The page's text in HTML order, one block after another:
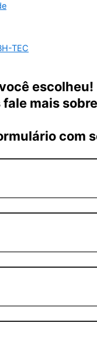
TEC
escolheu!
mais
com